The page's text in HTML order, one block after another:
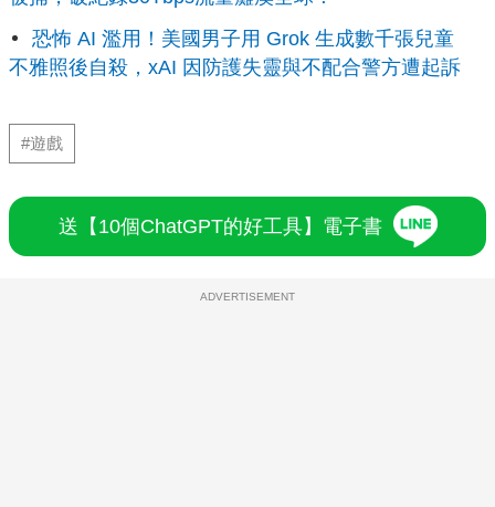
恐怖 AI 濫用！美國男子用 Grok 生成數千張兒童
不雅照後自殺，xAI 因防護失靈與不配合警方遭起訴
#遊戲
送【10個ChatGPT的好工具】電子書
ADVERTISEMENT